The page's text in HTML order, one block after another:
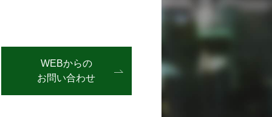
WEBからの
お問い合わせ